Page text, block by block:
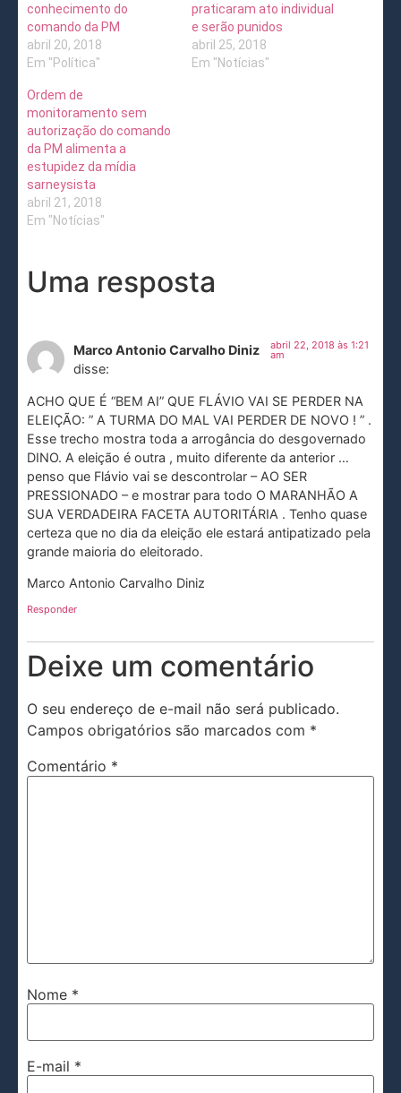
conhecimento do
comando da PM
abril 20, 2018
Em "Política"
praticaram ato individual
e serão punidos
abril 25, 2018
Em "Notícias"
Ordem de
monitoramento sem
autorização do comando
da PM alimenta a
estupidez da mídia
sarneysista
abril 21, 2018
Em "Notícias"
Uma resposta
Marco Antonio Carvalho Diniz
disse:
abril 22, 2018 às 1:21
am
ACHO QUE É “BEM AI” QUE FLÁVIO VAI SE PERDER NA
ELEIÇÃO: ” A TURMA DO MAL VAI PERDER DE NOVO ! ” .
Esse trecho mostra toda a arrogância do desgovernado
DINO. A eleição é outra , muito diferente da anterior …
penso que Flávio vai se descontrolar – AO SER
PRESSIONADO – e mostrar para todo O MARANHÃO A
SUA VERDADEIRA FACETA AUTORITÁRIA . Tenho quase
certeza que no dia da eleição ele estará antipatizado pela
grande maioria do eleitorado.
Marco Antonio Carvalho Diniz
Responder
Deixe um comentário
O seu endereço de e-mail não será publicado.
Campos obrigatórios são marcados com *
Comentário *
Nome *
E-mail *